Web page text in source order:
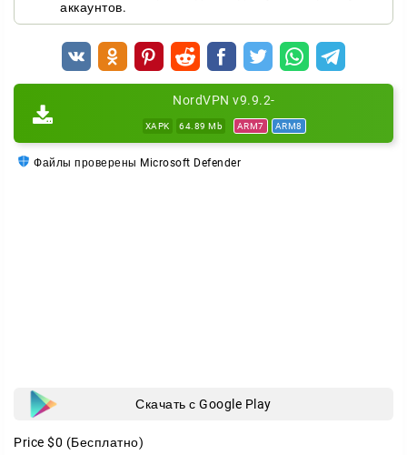
аккаунтов.
NordVPN v9.9.2-
XAPK 64.89 Mb ARM7 ARM8
Файлы проверены Microsoft Defender
Скачать с Google Play
Price $0 (Бесплатно)